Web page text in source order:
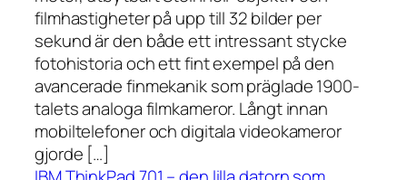
filmhastigheter på upp till 32 bilder per
sekund är den både ett intressant stycke
fotohistoria och ett fint exempel på den
avancerade finmekanik som präglade 1900-
talets analoga filmkameror. Långt innan
mobiltelefoner och digitala videokameror
gjorde […]